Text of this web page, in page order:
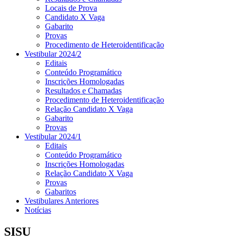
Locais de Prova
Candidato X Vaga
Gabarito
Provas
Procedimento de Heteroidentificação
Vestibular 2024/2
Editais
Conteúdo Programático
Inscrições Homologadas
Resultados e Chamadas
Procedimento de Heteroidentificação
Relação Candidato X Vaga
Gabarito
Provas
Vestibular 2024/1
Editais
Conteúdo Programático
Inscrições Homologadas
Relação Candidato X Vaga
Provas
Gabaritos
Vestibulares Anteriores
Notícias
SISU